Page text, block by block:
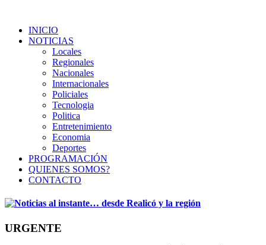
INICIO
NOTICIAS
Locales
Regionales
Nacionales
Internacionales
Policiales
Tecnologia
Politica
Entretenimiento
Economia
Deportes
PROGRAMACIÓN
QUIENES SOMOS?
CONTACTO
URGENTE